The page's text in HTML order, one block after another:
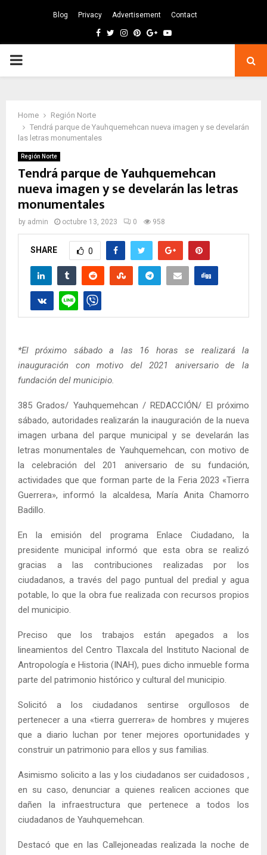
Blog Privacy Advertisement Contact
Facebook
TwitterInstagram
Pinterest
GoogleYoutube
PRIMARY
Home
Región Norte
Tendrá parque de Yauhquemehcan nueva imagen y se develarán
las letras monumentales
Región Norte
Tendrá parque de Yauhquemehcan
nueva imagen y se develarán las letras
monumentales
by admin octubre 13, 2023 0 958
SHARE 0
*El próximo sábado a las 16 horas se realizará la
inauguración con motivo del 2021 aniversario de la
fundación del municipio.
385 Grados/ Yauhquemehcan / REDACCIÓN/ El próximo
sábado, autoridades realizarán la inauguración de la nueva
imagen urbana del parque municipal y se develarán las
letras monumentales de Yauhquemehcan, con motivo de
la celebración del 201 aniversario de su fundación,
actividades que que forman parte de la Feria 2023 «Tierra
Guerrera», informó la alcaldesa, María Anita Chamorro
Badillo.
En la emisión del programa Enlace Ciudadano, la
presidente municipal informó que esta obra se realizó
gracias a las contribuciones realizadas por los
ciudadanos, a través del pago puntual del predial y agua
potable, lo que la obra fue realizada con recursos propios
del municipio.
Preciso que los trabajos están apegados a los
lineamientos del Centro Tlaxcala del Instituto Nacional de
Antropología e Historia (INAH), pues dicho inmueble forma
parte del patrimonio histórico y cultural del municipio.
Solicitó a los ciudadanos sentirse orgullosos de
pertenecer a una «tierra guerrera» de hombres y mujeres
que a diario luchan por tener mejores oportunidades y
construir un patrimonio para ellos y sus familias.
Asimismo solicito a las y los ciudadanos ser cuidadosos ,
en su caso, denunciar a quienes realicen acciones que
dañen la infraestructura que pertenece a todos los
ciudadanos de Yauhquemehcan.
Destacó que en las Callejoneadas realizada la noche de